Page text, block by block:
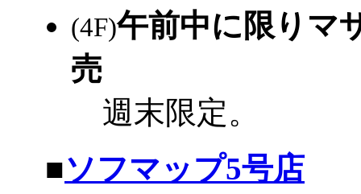
(4F)午前中に限りマ
売
週末限定。
■ソフマップ5号店